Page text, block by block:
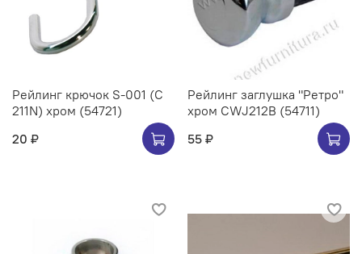
Рейлинг крючок S-001 (C
211N) хром (54721)
20 ₽
Рейлинг заглушка "Ретро"
хром CWJ212B (54711)
55 ₽